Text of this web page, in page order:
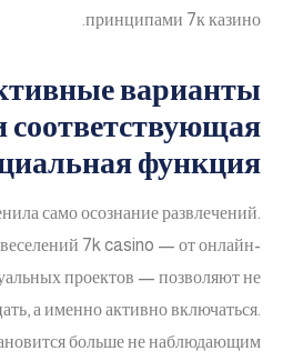
принципами 7к казино.
варианты
соответствующая
функция
само осознание развлечений.
7k casino — от онлайн-
проектов — позволяют не
а именно активно включаться.
больше не наблюдающим